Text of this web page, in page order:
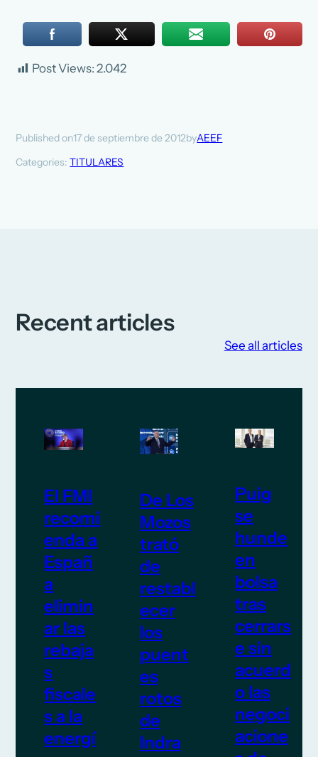
Post Views: 2.042
Published on17 de septiembre de 2012byAEEF
Categories:TITULARES
Recent articles
See all articles
El FMI
recomi
enda a
Españ
a
elimin
ar las
rebaja
s
fiscale
s a la
energí
De Los
Mozos
trató
de
restabl
ecer
los
puent
es
rotos
de
Indra
Puig
se
hunde
en
bolsa
tras
cerrars
e sin
acuerd
o las
negoci
acione